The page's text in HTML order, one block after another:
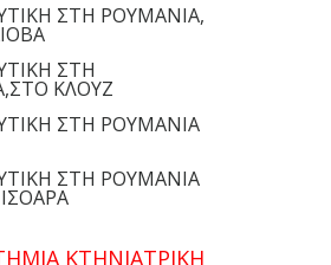
ΣΤΗ ΡΟΥΜΑΝΙΑ,
ΣΤΗ
ΚΛΟΥΖ
ΣΤΗ ΡΟΥΜΑΝΙΑ
ΣΤΗ ΡΟΥΜΑΝΙΑ
ΚΤΗΝΙΑΤΡΙΚΗ